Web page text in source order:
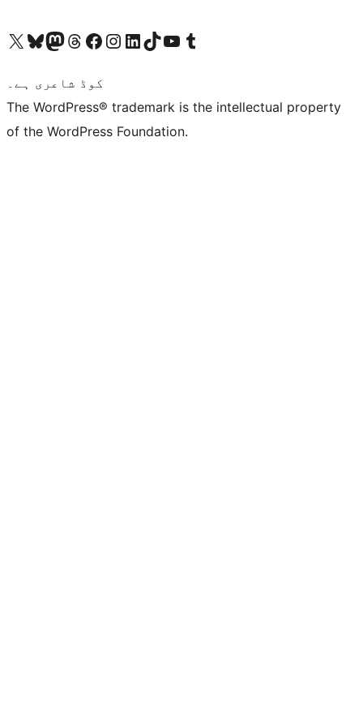
Visit our X (formerly Twitter) account
ہمارے بلیواسکائی اکاؤنٹ پر جائیں
Visit our Mastodon account
ہمارے ٹھریڈز اکاؤنٹ پر جائیں
Visit our Facebook page
Visit our Instagram account
Visit our LinkedIn account
ہمارے ٹک ٹاک اکاؤنٹ پر جائیں
Visit our YouTube channel
ہمارے ٹمبلر اکاؤنٹ پر جائیں
کوڈ شاعری ہے۔
The WordPress® trademark is the intellectual property
of the WordPress Foundation.